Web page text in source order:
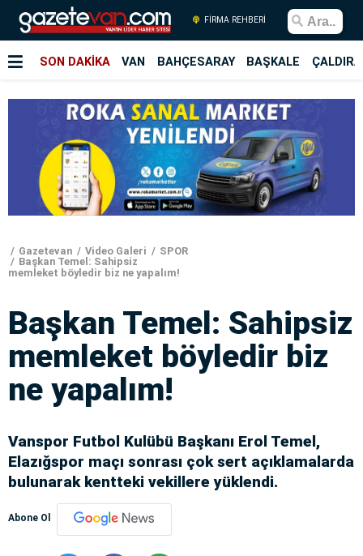
FİRMA REHBERİ
SON DAKİKA VAN BAHÇESARAY BAŞKALE
Gazetevan Video Galeri
SPOR
Başkan Temel: Sahipsiz
memleket böyledir biz ne yapalım!
Başkan Temel: Sahipsiz
memleket böyledir biz
ne yapalım!
Vanspor Futbol Kulübü Başkanı Erol Temel,
Elazığspor maçı sonrası çok sert açıklamalarda
bulunarak kentteki vekillere yüklendi.
Abone Ol